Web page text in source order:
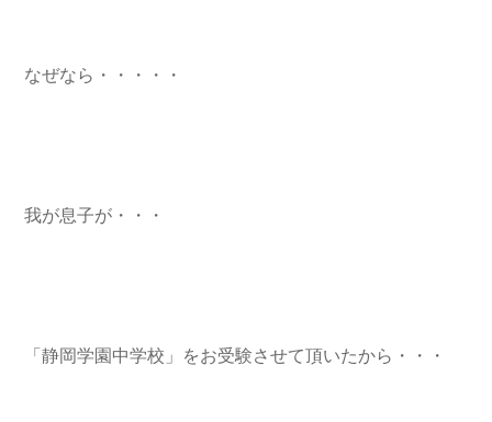
なぜなら・・・・・
我が息子が・・・
「静岡学園中学校」をお受験させて頂いたから・・・